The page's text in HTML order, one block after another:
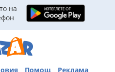
на
Помощ
Реклама